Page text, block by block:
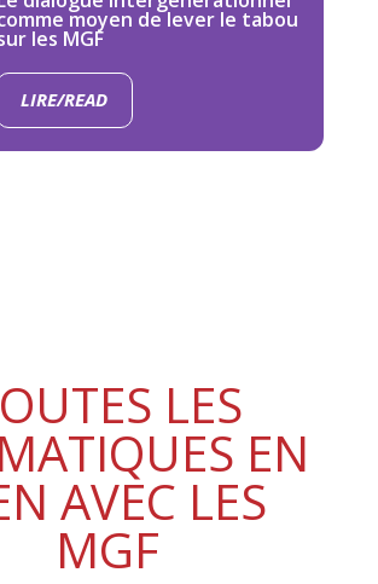
moyen de lever le tabou
les MGF
LIRE/READ
LES
EN
AVEC LES
MGF